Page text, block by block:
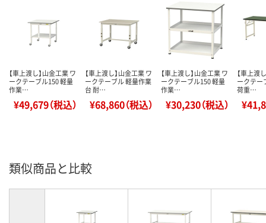
【車上渡し】山金工業 ワ
ークテーブル150 軽量
作業…
¥49,679（税込）
【車上渡し】山金工業 ワ
ークテーブル 軽量作業
台 耐…
¥68,860（税込）
【車上渡し】山金工業 ワ
ークテーブル150 軽量
作業…
¥30,230（税込）
【車上渡
ークテー
荷重…
類似商品と比較